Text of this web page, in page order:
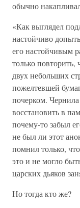
обычно
«Как выглядел
настойчиво
его настойчивым
только повторить,
двух небольших
пожелтевшей
почерком.
восстановить в
почему-то забыл
не был ли этот
помнил только,
это и не могло
царских дьяков
Но тогда кто же?